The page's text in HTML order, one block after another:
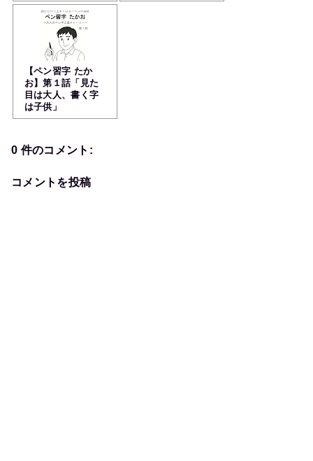
【ペン習字 たか
お】第１話「見た
目は大人、書く字
は子供」
0 件のコメント:
コメントを投稿